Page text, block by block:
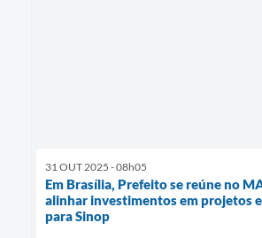
31 OUT 2025 - 08h05
Em Brasília, Prefeito se reúne no
alinhar investimentos em projetos
para Sinop